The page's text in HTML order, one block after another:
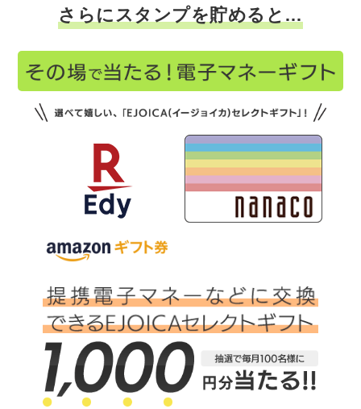
さらにスタンプを貯めると…